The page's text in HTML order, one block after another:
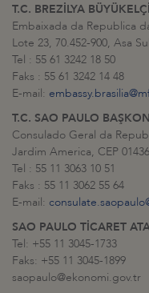
T.C. BREZİLYA
Embaixada da Republica
Lote 23, 70.452-900, Asa
Tel : 55 61 3242 18 50
Faks : 55 61 3242 14 48
E-mail:
T.C. SAO PAULO
Consulado Geral da
Jardim America, CEP
Tel : 55 11 3063 10 51
Faks : 55 11 3062 55 64
E-mail:
SAO PAULO TİCARET
Tel: +55 11 3045-1733
Faks: +55 11 3045-1899
saopaulo@ekonomi.gov.tr